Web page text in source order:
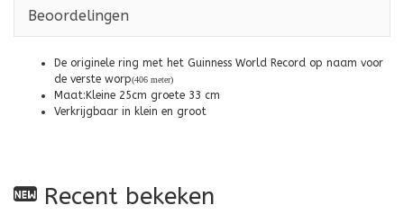
Beoordelingen
De originele ring met het Guinness World Record op naam voor
de verste worp(406 meter)
Maat:Kleine 25cm groete 33 cm
Verkrijgbaar in klein en groot
Recent bekeken